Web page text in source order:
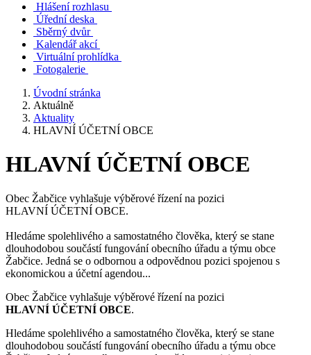
Hlášení rozhlasu
Úřední deska
Sběrný dvůr
Kalendář akcí
Virtuální prohlídka
Fotogalerie
Úvodní stránka
Aktuálně
Aktuality
HLAVNÍ ÚČETNÍ OBCE
HLAVNÍ ÚČETNÍ OBCE
Obec Žabčice vyhlašuje výběrové řízení na pozici
HLAVNÍ ÚČETNÍ OBCE.
Hledáme spolehlivého a samostatného člověka, který se stane
dlouhodobou součástí fungování obecního úřadu a týmu obce
Žabčice. Jedná se o odbornou a odpovědnou pozici spojenou s
ekonomickou a účetní agendou...
Obec Žabčice vyhlašuje výběrové řízení na pozici
HLAVNÍ ÚČETNÍ OBCE.
Hledáme spolehlivého a samostatného člověka, který se stane
dlouhodobou součástí fungování obecního úřadu a týmu obce